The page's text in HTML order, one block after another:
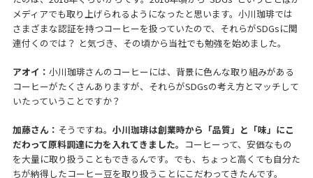
メディアでも取り上げられるようになったと思います。小川珈琲では
さまざまな認証を持つコーヒーを扱っていたので、それらがSDGsに関
連付くのでは？ と気づき、その頃から当社でも勉強を始めました。
アオイ： 小川珈琲さんのコーヒーには、背景に色んな取り組みがある
コーヒーがたくさんありますが、それらがSDGsの考え方とマッチして
いたっていうことですか？
加藤さん： そうですね。 小川珈琲は創業時から「品質」と「味」にこ
だわって原料調達に力を入れてきました。 コーヒーって、安価なもの
を大量に取り扱うこともできるんです。でも、ちょっと高くても自分た
ちが納得したコーヒー豆を取り扱うことにこだわってきたんです。